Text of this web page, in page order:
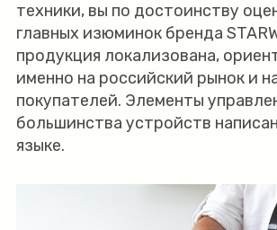
техники, вы по достоинству
главных изюминок бренда
продукция локализована,
именно на российский рынок и
покупателей. Элементы
большинства устройств
языке.